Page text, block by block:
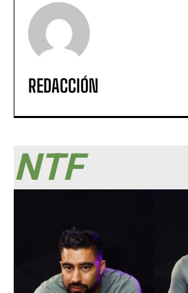
REDACCIÓN
NTF